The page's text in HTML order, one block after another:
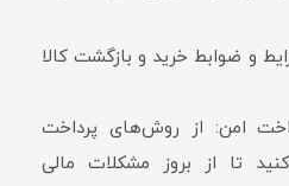
و ضوابط خرید و بازگشت کالا
امن: از روش‌های پرداخت
تا از بروز مشکلات مالی